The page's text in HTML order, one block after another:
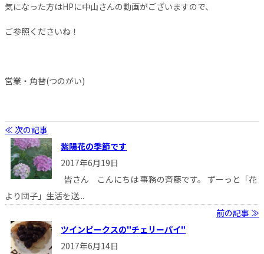
気になった方はHPに中山さんの動画がございますので、
ご参照くださいね！
営業・角替(つのがい)
≪ 次の記事
紫陽花の季節です
2017年6月19日
皆さん こんにちは 事務の斉藤です。 ずーっと「花
より団子」生活を送...
前の記事 ≫
ツインピークスの"チェリーパイ"
2017年6月14日